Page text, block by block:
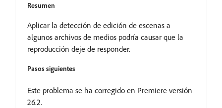
Resumen
Aplicar la detección de edición de escenas a
algunos archivos de medios podría causar que la
reproducción deje de responder.
Pasos siguientes
Este problema se ha corregido en Premiere versión
26.2.